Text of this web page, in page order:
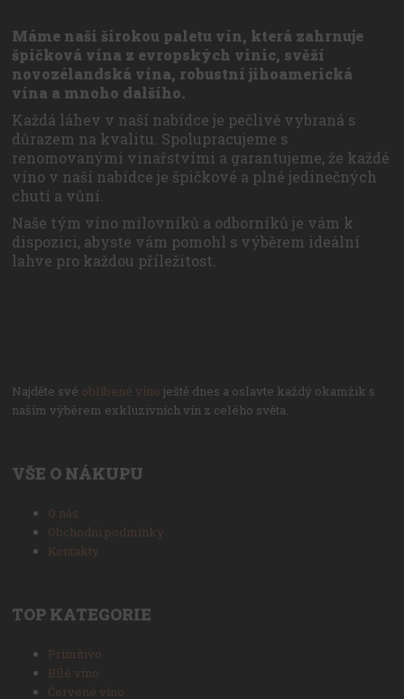
Máme naši širokou paletu vín, která zahrnuje
špičková vína z evropských vinic, svěží
novozélandská vína, robustní jihoamerická
vína a mnoho dalšího.
Každá láhev v naší nabídce je pečlivě vybraná s
důrazem na kvalitu. Spolupracujeme s
renomovanými vinařstvími a garantujeme, že každé
víno v naší nabídce je špičkové a plné jedinečných
chutí a vůní.
Naše tým víno milovníků a odborníků je vám k
dispozici, abyste vám pomohl s výběrem ideální
lahve pro každou příležitost.
Najděte své oblíbené víno ještě dnes a oslavte každý okamžik s
naším výběrem exkluzivních vín z celého světa.
VŠE O NÁKUPU
O nás
Obchodní podmínky
Kontakty
TOP KATEGORIE
Primitivo
Bílé víno
Červené víno